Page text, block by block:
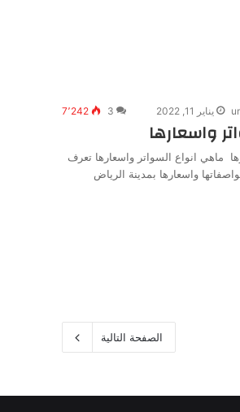
يناير 11, 2022 3 7٬242
واسعارها
ماهي انواع السواتر واسعارها تعرف
واسعارها بمدينة الرياض
الصفحة التالية